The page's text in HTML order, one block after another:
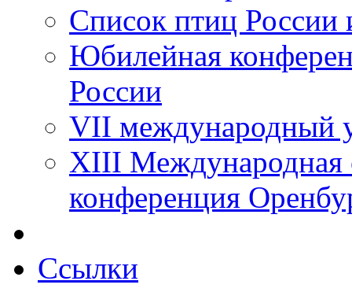
Список птиц России
Юбилейная
России
VII международный
XIII Международная
конференция
Ссылки